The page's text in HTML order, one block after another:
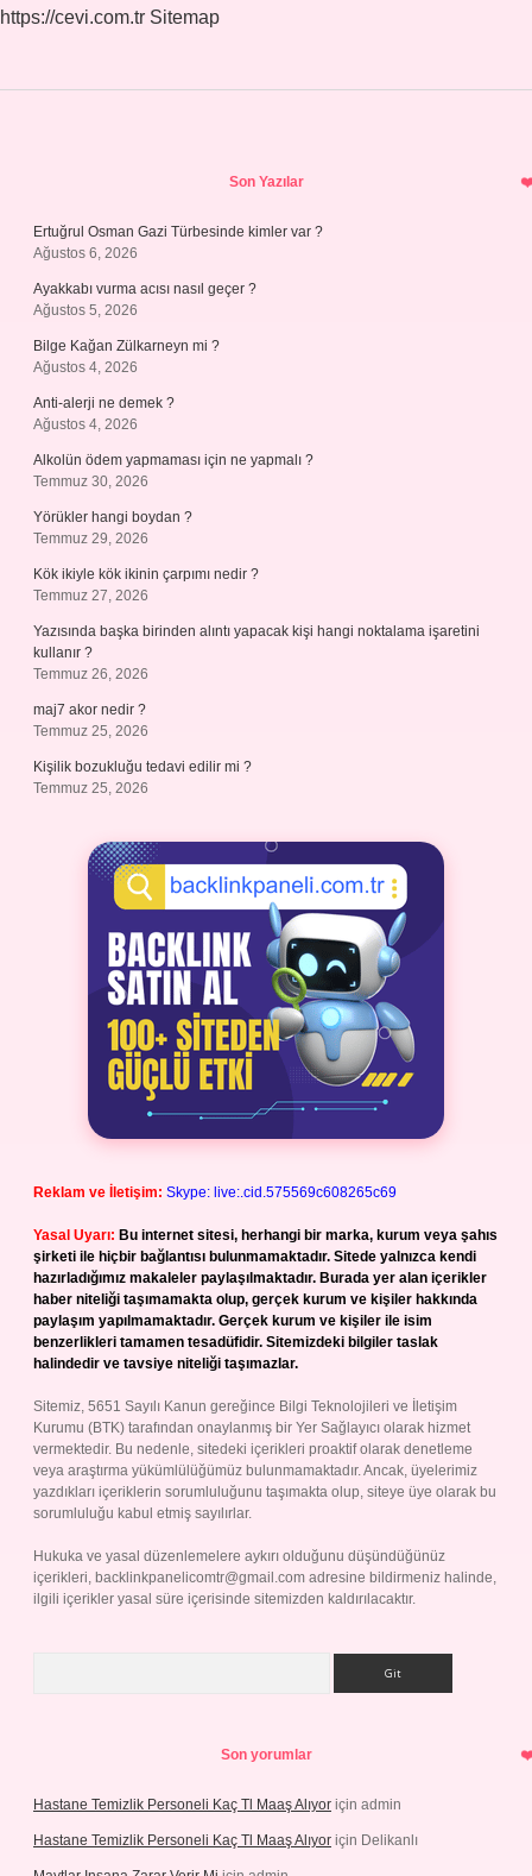
https://cevi.com.tr Sitemap
Son Yazılar
Ertuğrul Osman Gazi Türbesinde kimler var ?
Ağustos 6, 2026
Ayakkabı vurma acısı nasıl geçer ?
Ağustos 5, 2026
Bilge Kağan Zülkarneyn mi ?
Ağustos 4, 2026
Anti-alerji ne demek ?
Ağustos 4, 2026
Alkolün ödem yapmaması için ne yapmalı ?
Temmuz 30, 2026
Yörükler hangi boydan ?
Temmuz 29, 2026
Kök ikiyle kök ikinin çarpımı nedir ?
Temmuz 27, 2026
Yazısında başka birinden alıntı yapacak kişi hangi noktalama işaretini
kullanır ?
Temmuz 26, 2026
maj7 akor nedir ?
Temmuz 25, 2026
Kişilik bozukluğu tedavi edilir mi ?
Temmuz 25, 2026
Reklam ve İletişim: Skype: live:.cid.575569c608265c69
Yasal Uyarı: Bu internet sitesi, herhangi bir marka, kurum veya şahıs
şirketi ile hiçbir bağlantısı bulunmamaktadır. Sitede yalnızca kendi
hazırladığımız makaleler paylaşılmaktadır. Burada yer alan içerikler
haber niteliği taşımamakta olup, gerçek kurum ve kişiler hakkında
paylaşım yapılmamaktadır. Gerçek kurum ve kişiler ile isim
benzerlikleri tamamen tesadüfidir. Sitemizdeki bilgiler taslak
halindedir ve tavsiye niteliği taşımazlar.
Sitemiz, 5651 Sayılı Kanun gereğince Bilgi Teknolojileri ve İletişim
Kurumu (BTK) tarafından onaylanmış bir Yer Sağlayıcı olarak hizmet
vermektedir. Bu nedenle, sitedeki içerikleri proaktif olarak denetleme
veya araştırma yükümlülüğümüz bulunmamaktadır. Ancak, üyelerimiz
yazdıkları içeriklerin sorumluluğunu taşımakta olup, siteye üye olarak bu
sorumluluğu kabul etmiş sayılırlar.
Hukuka ve yasal düzenlemelere aykırı olduğunu düşündüğünüz
içerikleri, backlinkpanelicomtr@gmail.com adresine bildirmeniz halinde,
ilgili içerikler yasal süre içerisinde sitemizden kaldırılacaktır.
Son yorumlar
Hastane Temizlik Personeli Kaç Tl Maaş Alıyor için admin
Hastane Temizlik Personeli Kaç Tl Maaş Alıyor için Delikanlı